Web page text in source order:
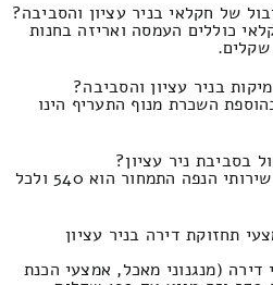
של חקלאי בניר עציון והסביבה?
כוללים העמסה ואריזה בחנות
בניר עציון והסביבה?
השכרת מנוף התעריף הינו
בסביבת ניר עציון?
בחירת העברה של מטבח עם שירותי הנפה התמחור הוא 540 ולכל
תחזוקת דירה בניר עציון
(מנגנוני מאכל, אמצעי הכנת